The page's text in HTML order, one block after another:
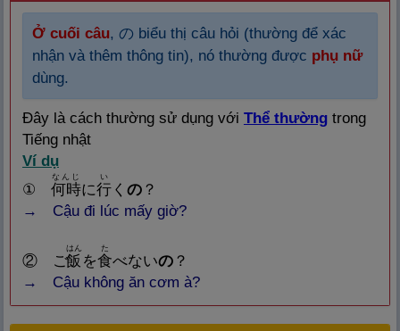
Ở cuối câu, の biểu thị câu hỏi (thường để xác
nhận và thêm thông tin), nó thường được phụ nữ
dùng.
Đây là cách thường sử dụng với Thể thườngtrong
Tiếng nhật
Ví dụ
① 何時
なんじ
に行
HÀNH, HẠNH, HÀNG,
い
く の？
→ Cậu đi lúc mấy giờ?
② ご飯
はん
を食
た
べないの？
→ Cậu không ăn cơm à?